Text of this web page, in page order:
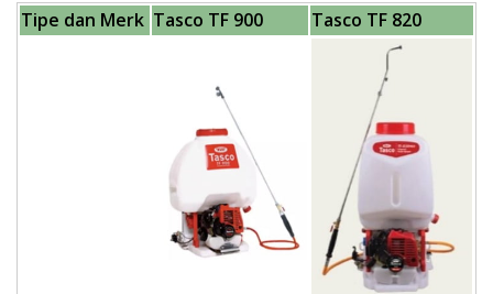
Tipe dan Merk Tasco TF 900 Tasco TF 820